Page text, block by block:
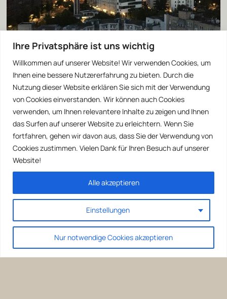
Ihre Privatsphäre ist uns wichtig
Willkommen auf unserer Website! Wir verwenden Cookies, um
Ihnen eine bessere Nutzererfahrung zu bieten. Durch die
Nutzung dieser Website erklären Sie sich mit der Verwendung
von Cookies einverstanden. Wir können auch Cookies
verwenden, um Ihnen relevantere Inhalte zu zeigen und Ihnen
das Surfen auf unserer Website zu erleichtern. Wenn Sie
fortfahren, gehen wir davon aus, dass Sie der Verwendung von
Cookies zustimmen. Vielen Dank für Ihren Besuch auf unserer
Website!
Einstellungen
Nur notwendige Cookies akzeptieren
Alle akzeptieren